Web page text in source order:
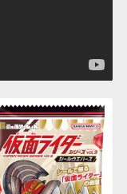
ールド